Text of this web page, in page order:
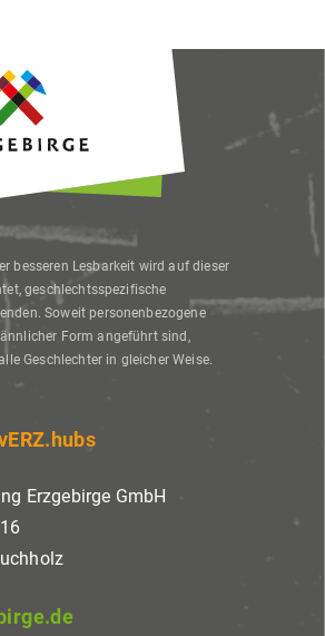
besseren Lesbarkeit wird auf dieser
geschlechtsspezifische
Soweit personenbezogene
Form angeführt sind,
Geschlechter in gleicher Weise.
Erzgebirge GmbH